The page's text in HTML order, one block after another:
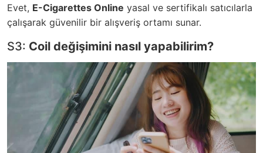
Evet, E-Cigarettes Online yasal ve sertifikalı satıcılarla
çalışarak güvenilir bir alışveriş ortamı sunar.
S3: Coil değişimini nasıl yapabilirim?